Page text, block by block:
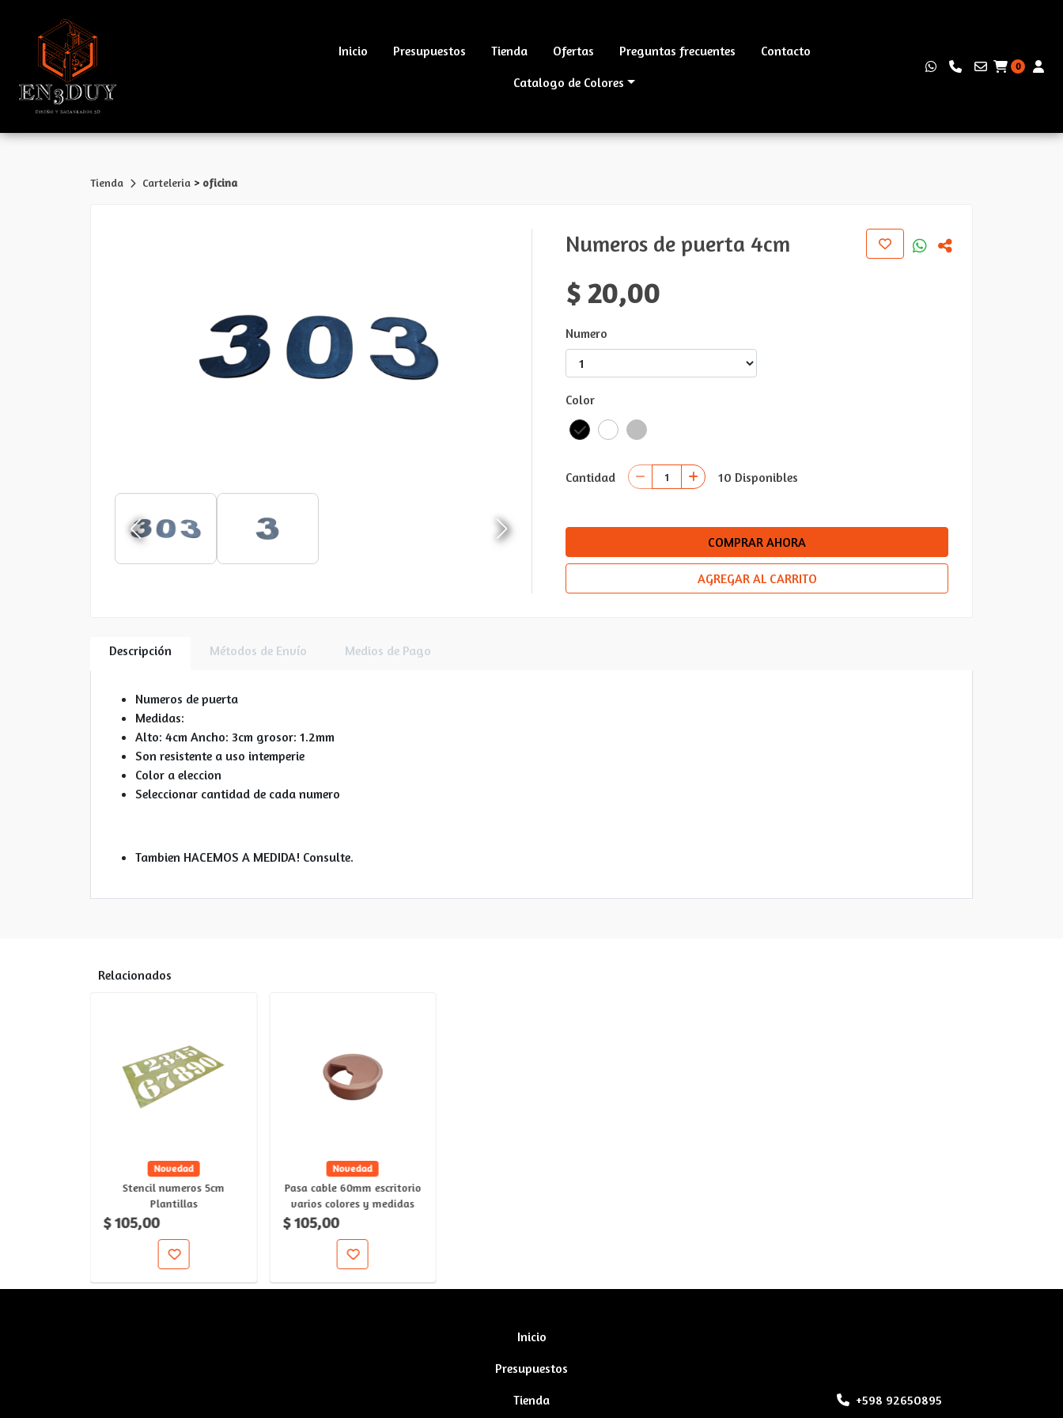
Inicio Presupuestos Tienda Ofertas Preguntas frecuentes
Contacto
Catalogo de Colores
0
Tienda Carteleria > oficina
Numeros de puerta 4cm
$ 20,00
Numero
Color
Cantidad 10 Disponibles
COMPRAR AHORA
AGREGAR AL CARRITO
Descripción Métodos de Envío Medios de Pago
Numeros de puerta
Medidas:
Alto: 4cm Ancho: 3cm grosor: 1.2mm
Son resistente a uso intemperie
Color a eleccion
Seleccionar cantidad de cada numero
Tambien HACEMOS A MEDIDA! Consulte.
Relacionados
Novedad
Stencil numeros 5cm
Plantillas
$ 105,00
Novedad
Pasa cable 60mm escritorio
varios colores y medidas
$ 105,00
Inicio
Presupuestos
Tienda
+598 92650895